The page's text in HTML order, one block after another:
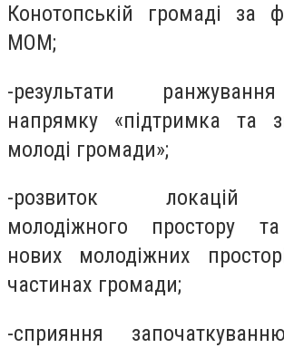
Конотопській громаді за
МОМ;
-результати
напрямку «підтримка та
молоді громади»;
-розвиток локацій
молодіжного простору
нових молодіжних
частинах громади;
­-сприяння